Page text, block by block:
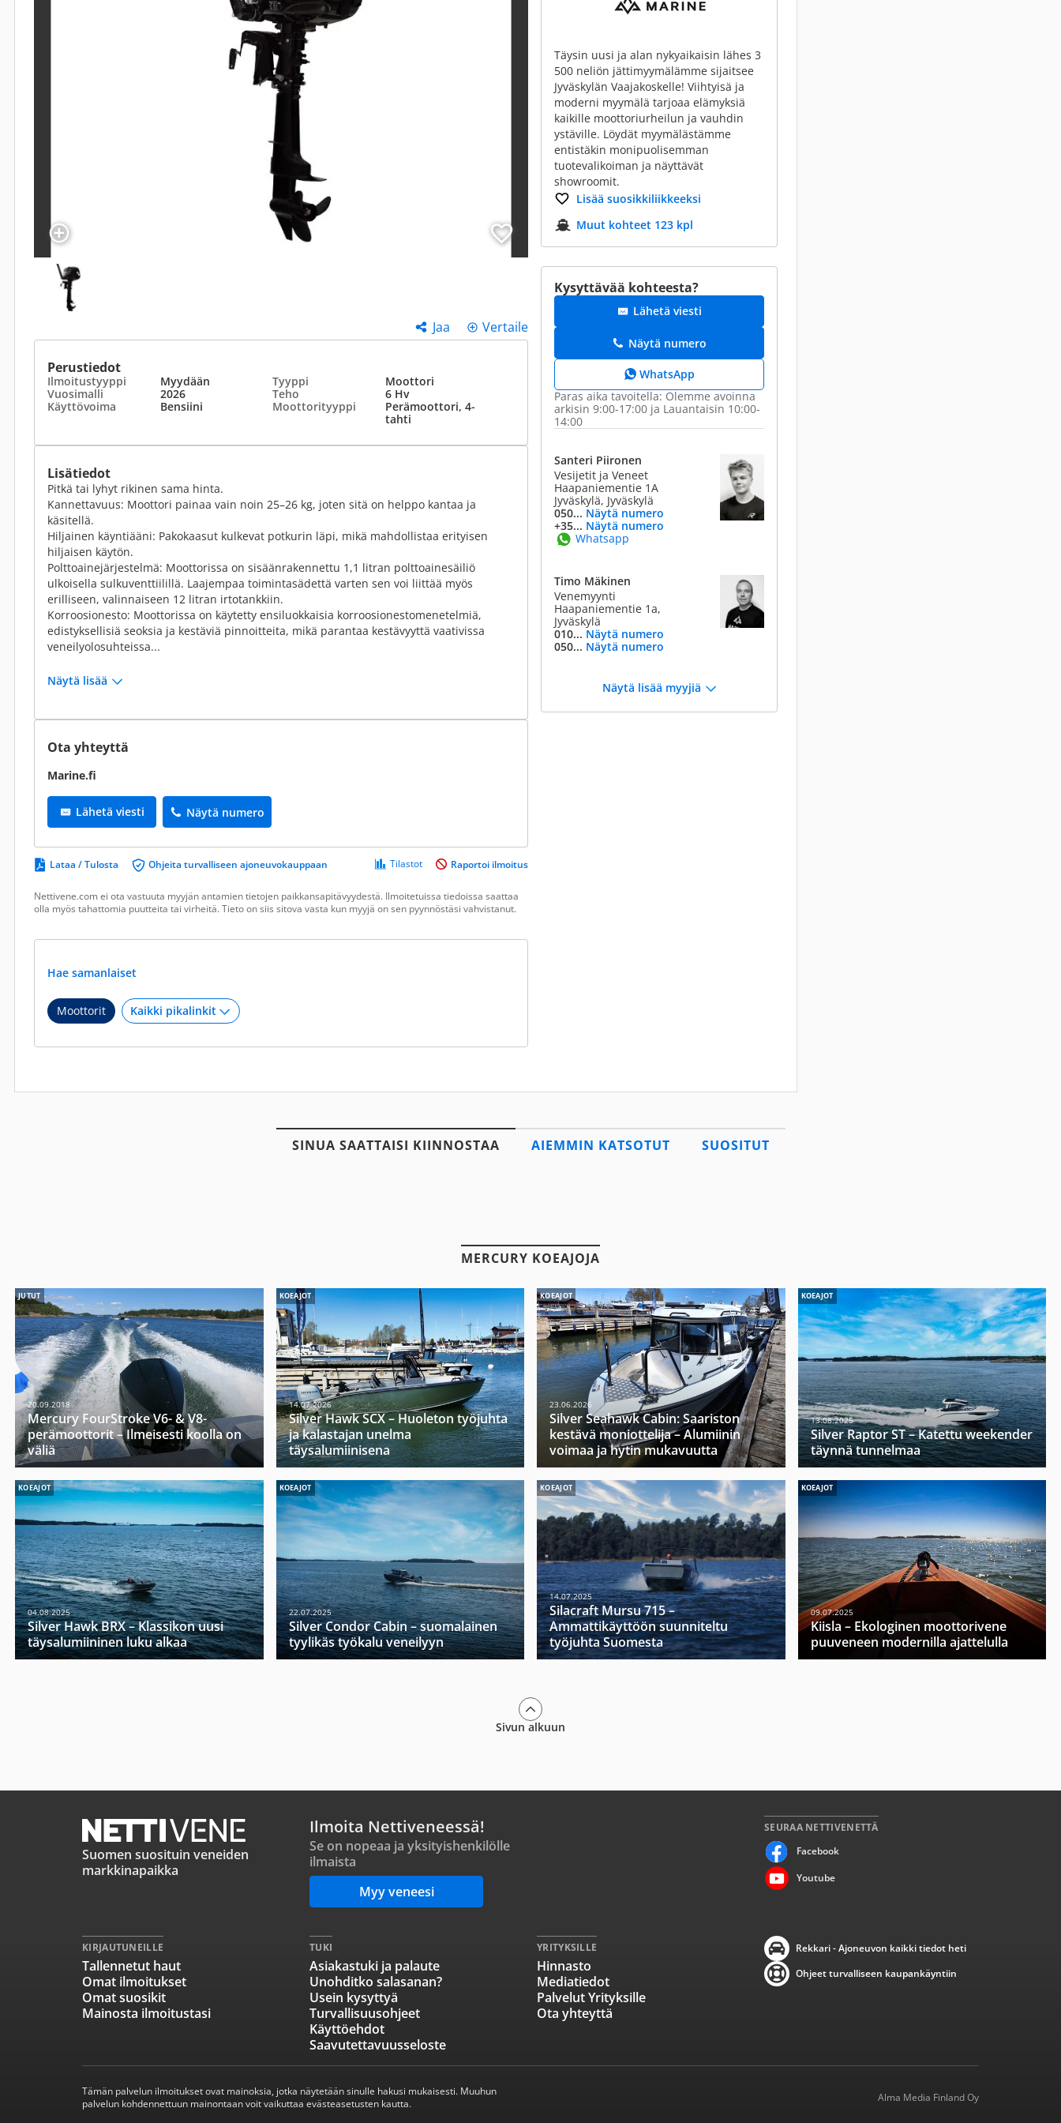
Jaa Vertaile
Perustiedot
Ilmoitustyyppi Myydään Tyyppi
Moottori
Vuosimalli
2026 Teho
6 Hv
Käyttövoima
Bensiini Moottorityyppi
Perämoottori, 4-
tahti
Lisätiedot
Pitkä tai lyhyt rikinen sama hinta.
Kannettavuus: Moottori painaa vain noin 25–26 kg, joten sitä on helppo kantaa ja
käsitellä.
Hiljainen käyntiääni: Pakokaasut kulkevat potkurin läpi, mikä mahdollistaa erityisen
hiljaisen käytön.
Polttoainejärjestelmä: Moottorissa on sisäänrakennettu 1,1 litran polttoainesäiliö
ulkoisella sulkuventtiilillä. Laajempaa toimintasädettä varten sen voi liittää myös
erilliseen, valinnaiseen 12 litran irtotankkiin.
Korroosionesto: Moottorissa on käytetty ensiluokkaisia korroosionestomenetelmiä,
edistyksellisiä seoksia ja kestäviä pinnoitteita, mikä parantaa kestävyyttä vaativissa
veneilyolosuhteissa...
Näytä lisää
Ota yhteyttä
Marine.fi
Lähetä viesti Näytä numero
Lataa / Tulosta Ohjeita turvalliseen ajoneuvokauppaan Tilastot Raportoi ilmoitus
Nettivene.com ei ota vastuuta myyjän antamien tietojen paikkansapitävyydestä. Ilmoitetuissa tiedoissa saattaa
olla myös tahattomia puutteita tai virheitä. Tieto on siis sitova vasta kun myyjä on sen pyynnöstäsi vahvistanut.
Hae samanlaiset
Moottorit
Täysin uusi ja alan nykyaikaisin lähes 3
500 neliön jättimyymälämme sijaitsee
Jyväskylän Vaajakoskelle! Viihtyisä ja
moderni myymälä tarjoaa elämyksiä
kaikille moottoriurheilun ja vauhdin
ystäville. Löydät myymälästämme
entistäkin monipuolisemman
tuotevalikoiman ja näyttävät
showroomit.
Lisää suosikkiliikkeeksi
Muut kohteet 123 kpl
Kysyttävää kohteesta?
Lähetä viesti
Näytä numero
WhatsApp
Paras aika tavoitella: Olemme avoinna
arkisin 9:00-17:00 ja Lauantaisin 10:00-
14:00
Santeri Piironen
Vesijetit ja Veneet
Haapaniementie 1A
Jyväskylä, Jyväskylä
050... Näytä numero
+35... Näytä numero
Whatsapp
Timo Mäkinen
Venemyynti
Haapaniementie 1a,
Jyväskylä
010... Näytä numero
050... Näytä numero
Näytä lisää myyjiä
SINUA SAATTAISI KIINNOSTAA AIEMMIN KATSOTUT SUOSITUT
MERCURY KOEAJOJA
JUTUT
20.09.2018
Mercury FourStroke V6- & V8-
perämoottorit – Ilmeisesti koolla on
väliä
KOEAJOT
14.07.2026
Silver Hawk SCX – Huoleton työjuhta
ja kalastajan unelma
täysalumiinisena
KOEAJOT
23.06.2026
Silver Seahawk Cabin: Saariston
kestävä moniottelija – Alumiinin
voimaa ja hytin mukavuutta
KOEAJOT
13.08.2025
Silver Raptor ST – Katettu weekender
täynnä tunnelmaa
KOEAJOT
04.08.2025
Silver Hawk BRX – Klassikon uusi
täysalumiininen luku alkaa
KOEAJOT
22.07.2025
Silver Condor Cabin – suomalainen
tyylikäs työkalu veneilyyn
KOEAJOT
14.07.2025
Silacraft Mursu 715 –
Ammattikäyttöön suunniteltu
työjuhta Suomesta
KOEAJOT
09.07.2025
Kiisla – Ekologinen moottorivene
puuveneen modernilla ajattelulla
Sivun alkuun
Suomen suosituin veneiden
markkinapaikka
Ilmoita Nettiveneessä!
Se on nopeaa ja yksityishenkilölle
ilmaista
Myy veneesi
SEURAA NETTIVENETTÄ
Facebook
Youtube
KIRJAUTUNEILLE
Tallennetut haut
Omat ilmoitukset
Omat suosikit
Mainosta ilmoitustasi
TUKI
Asiakastuki ja palaute
Unohditko salasanan?
Usein kysyttyä
Turvallisuusohjeet
Käyttöehdot
Saavutettavuusseloste
YRITYKSILLE
Hinnasto
Mediatiedot
Palvelut Yrityksille
Ota yhteyttä
Rekkari - Ajoneuvon kaikki tiedot heti
Ohjeet turvalliseen kaupankäyntiin
Tämän palvelun ilmoitukset ovat mainoksia, jotka näytetään sinulle hakusi mukaisesti. Muuhun
palvelun kohdennettuun mainontaan voit vaikuttaa evästeasetusten kautta.
Alma Media Finland Oy